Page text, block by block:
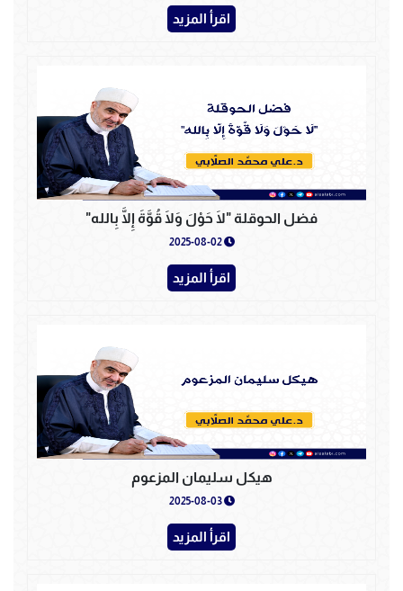
اقرأ المزيد
فضل الحوقلة "لَا حَوْلَ وَلَا قُوَّةَ إِلَّا بِالله"
2025-08-02
اقرأ المزيد
هيكل سليمان المزعوم
2025-08-03
اقرأ المزيد